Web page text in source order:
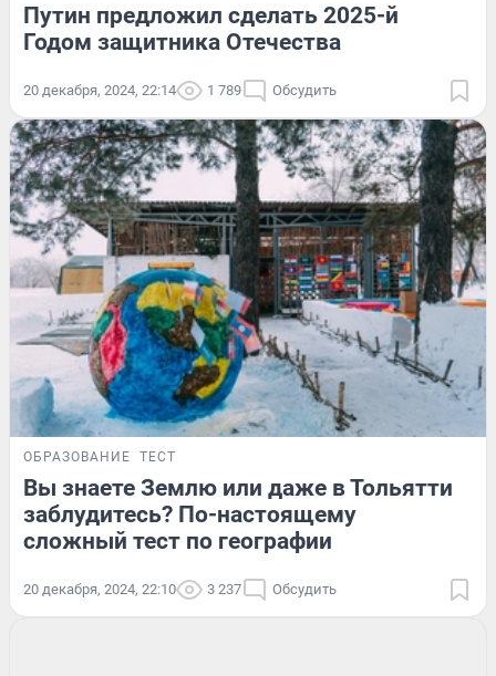
Путин предложил сделать 2025-й
Годом защитника Отечества
20 декабря, 2024, 22:14 1 789 Обсудить
ОБРАЗОВАНИЕ ТЕСТ
Вы знаете Землю или даже в Тольятти
заблудитесь? По-настоящему
сложный тест по географии
20 декабря, 2024, 22:10 3 237 Обсудить